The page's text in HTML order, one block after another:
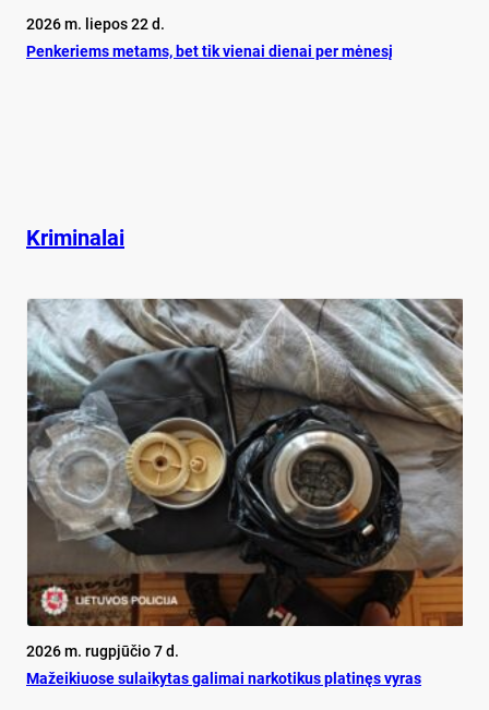
2026 m. liepos 22 d.
Pen­ke­riems me­tams, bet tik vie­nai die­nai per mė­ne­sį
Kriminalai
2026 m. rugpjūčio 7 d.
Mažeikiuose sulaikytas galimai narkotikus platinęs vyras